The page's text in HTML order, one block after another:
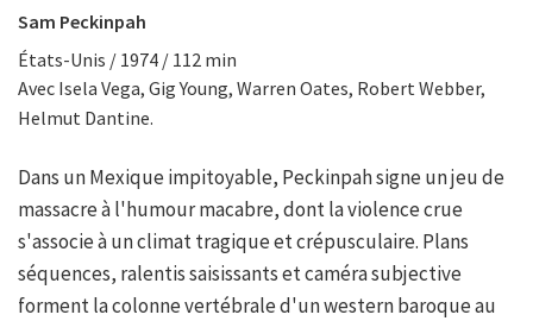
Sam Peckinpah
États-Unis / 1974 / 112 min
Avec Isela Vega, Gig Young, Warren Oates, Robert Webber,
Helmut Dantine.
Dans un Mexique impitoyable, Peckinpah signe un jeu de
massacre à l'humour macabre, dont la violence crue
s'associe à un climat tragique et crépusculaire. Plans
séquences, ralentis saisissants et caméra subjective
forment la colonne vertébrale d'un western baroque au